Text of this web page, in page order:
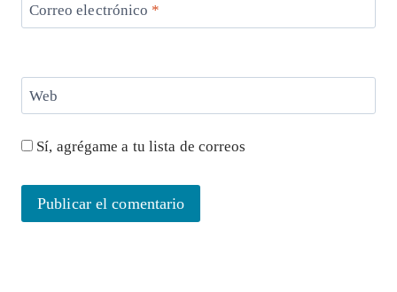
Correo electrónico *
Web
Sí, agrégame a tu lista de correos